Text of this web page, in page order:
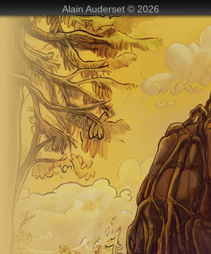
Alain Auderset © 2026